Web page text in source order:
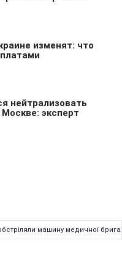
машину медичної